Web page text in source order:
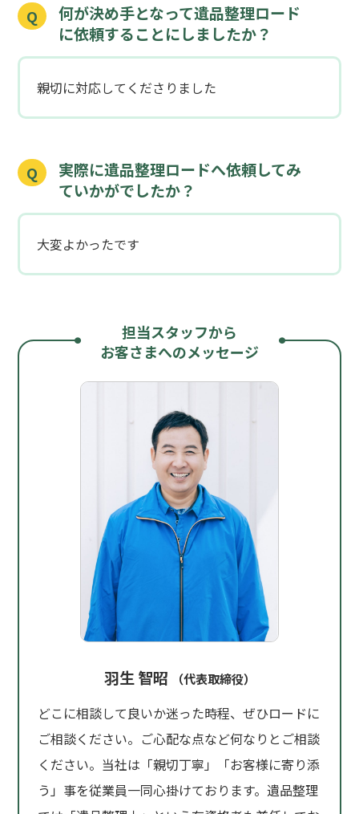
Q
何が決め手となって遺品整理ロード
に依頼することにしましたか？
親切に対応してくださりました
Q
実際に遺品整理ロードへ依頼してみ
ていかがでしたか？
大変よかったです
担当スタッフから
お客さまへのメッセージ
羽生 智昭 （代表取締役）
どこに相談して良いか迷った時程、ぜひロードに
ご相談ください。ご心配な点など何なりとご相談
ください。当社は「親切丁寧」「お客様に寄り添
う」事を従業員一同心掛けております。遺品整理